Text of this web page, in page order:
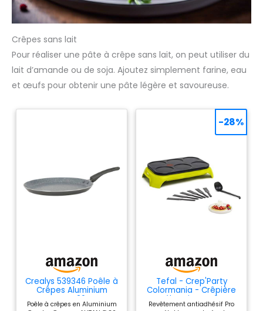
Crêpes sans lait
Pour réaliser une pâte à crêpe sans lait, on peut utiliser du
lait d’amande ou de soja. Ajoutez simplement farine, eau
et œufs pour obtenir une pâte légère et savoureuse.
Crealys 539346 Poêle à
Crêpes Aluminium
AUTAN Ø 26cm -
Revêtement
Poêle à crêpes en Aluminium
Tefal - Crep'Party
Colormania - Crêpière
électrique - 6
personnes
Revêtement antiadhésif Pro
-28%